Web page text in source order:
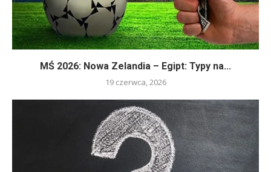
MŚ 2026: Nowa Zelandia – Egipt: Typy na...
19 czerwca, 2026